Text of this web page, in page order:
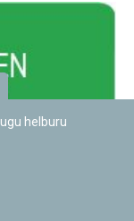
helburu